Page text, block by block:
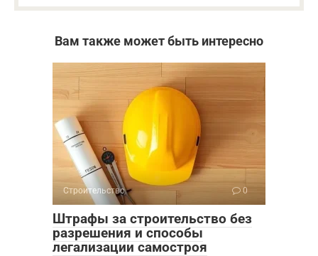
Вам также может быть интересно
Строительство 0
Штрафы за строительство без
разрешения и способы
легализации самостроя